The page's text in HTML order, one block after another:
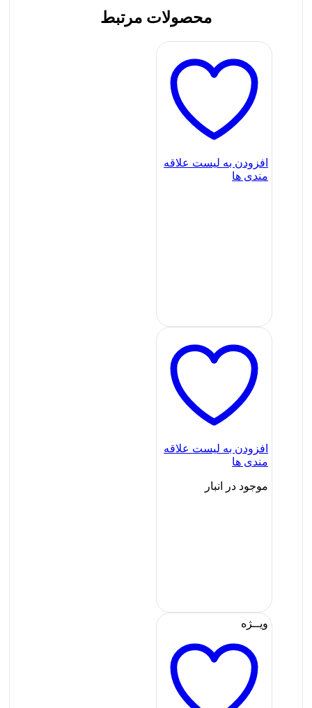
محصولات مرتبط
افزودن به لیست علاقه
مندی ها
افزودن به لیست علاقه
مندی ها
موجود در انبار
ویــژه